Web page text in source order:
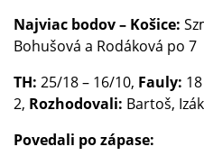
Najviac bodov – Košice:
Bohušová a Rodáková po 7
TH: 25/18 – 16/10, Fauly:
2, Rozhodovali: Bartoš,
Povedali po zápase: